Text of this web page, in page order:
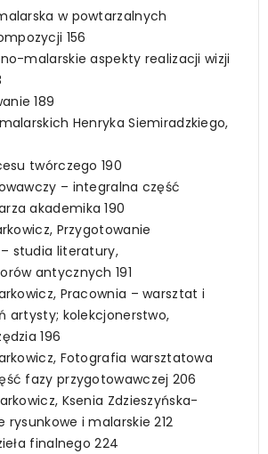
w powtarzalnych
156
malarskie aspekty realizacji wizji
189
Henryka Siemiradzkiego,
twórczego 190
– integralna część
akademika 190
Przygotowanie
studia literatury,
antycznych 191
Pracownia – warsztat i
artysty; kolekcjonerstwo,
196
Fotografia warsztatowa
fazy przygotowawczej 206
Ksenia Zdzieszyńska-
rysunkowe i malarskie 212
finalnego 224